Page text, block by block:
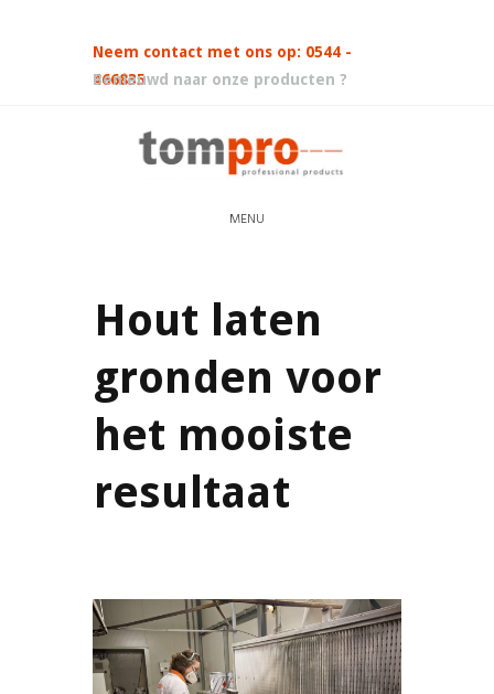
Neem contact met ons op: 0544 -
466835
Benieuwd naar onze producten ?
MENU
Hout laten
gronden voor
het mooiste
resultaat